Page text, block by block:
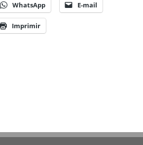
WhatsApp E-mail
Imprimir